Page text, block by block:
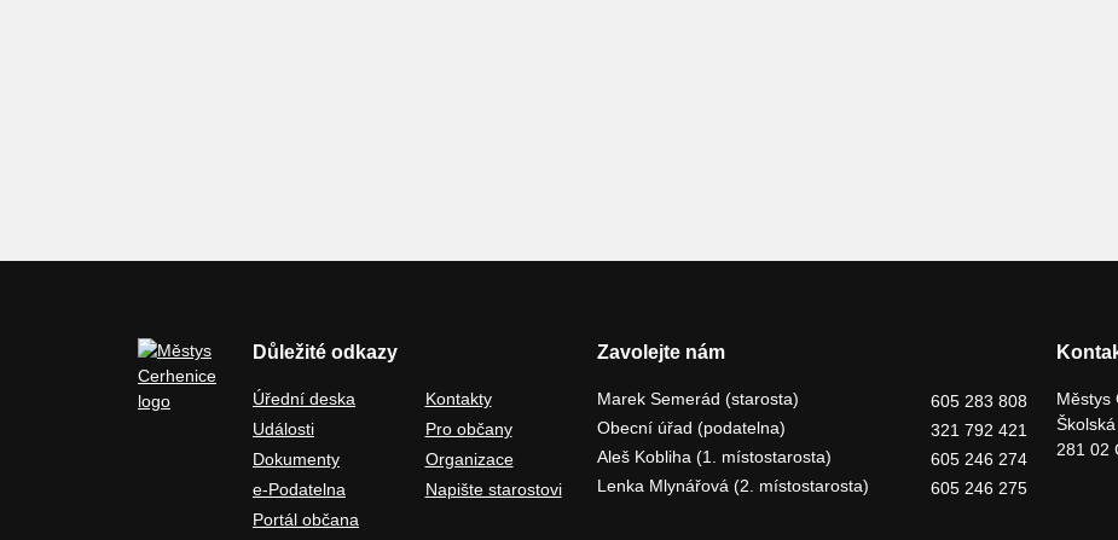
Důležité odkazy
Úřední deska
Události
Dokumenty
e-Podatelna
Portál občana
Kontakty
Pro občany
Organizace
Napište starostovi
Zavolejte nám
Marek Semerád (starosta)
605 283 808
Obecní úřad (podatelna)
321 792 421
Aleš Kobliha (1. místostarosta)
605 246 274
Lenka Mlynářová (2. místostarosta)
605 246 275
Městys
281 02